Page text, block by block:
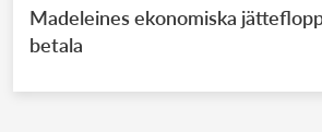
Madeleines ekonomiska
betala